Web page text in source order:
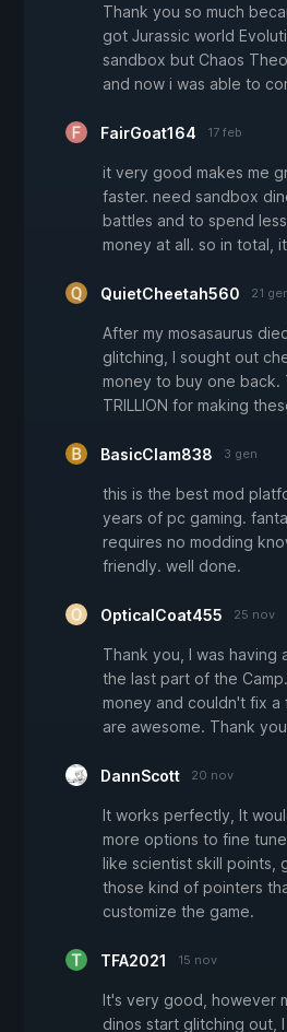
Thank you so much
got Jurassic world
sandbox but Chaos
and now i was able to
FairGoat164 17 feb
it very good makes me
faster. need sandbox
battles and to spend
money at all. so in total,
QuietCheetah560 21
After my mosasaurus
glitching, I sought out
money to buy one back.
TRILLION for making
BasicClam838 3 gen
this is the best mod
years of pc gaming.
requires no modding
friendly. well done.
OpticalCoat455 25 nov
Thank you, I was having
the last part of the
money and couldn't fix a
are awesome. Thank
DannScott 20 nov
It works perfectly, It
more options to fine
like scientist skill points,
those kind of pointers
customize the game.
TFA2021 15 nov
It's very good, however
dinos start glitching out,